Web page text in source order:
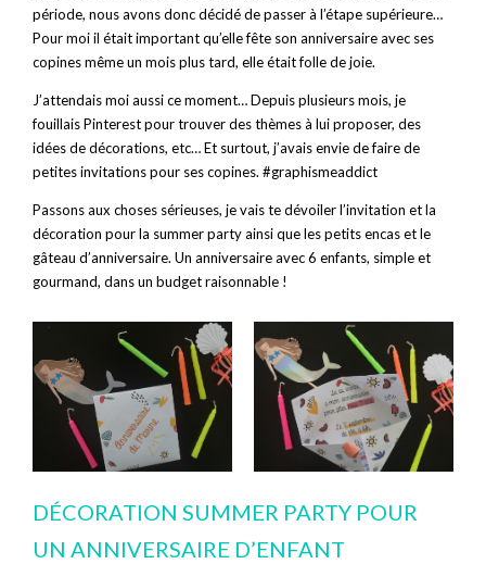
période, nous avons donc décidé de passer à l’étape supérieure…
Pour moi il était important qu’elle fête son anniversaire avec ses
copines même un mois plus tard, elle était folle de joie.
J’attendais moi aussi ce moment… Depuis plusieurs mois, je
fouillais Pinterest pour trouver des thèmes à lui proposer, des
idées de décorations, etc… Et surtout, j’avais envie de faire de
petites invitations pour ses copines. #graphismeaddict
Passons aux choses sérieuses, je vais te dévoiler l’invitation et la
décoration pour la summer party ainsi que les petits encas et le
gâteau d’anniversaire. Un anniversaire avec 6 enfants, simple et
gourmand, dans un budget raisonnable !
DÉCORATION SUMMER PARTY POUR
UN ANNIVERSAIRE D’ENFANT